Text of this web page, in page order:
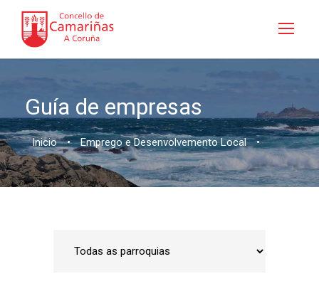
Guía de empresas
Inicio • Emprego e Desenvolvemento Local •